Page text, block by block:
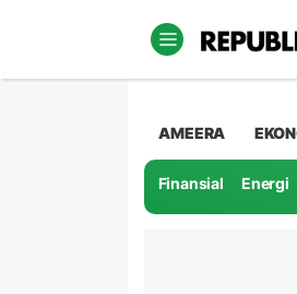
AMEERA
Finansial Energi